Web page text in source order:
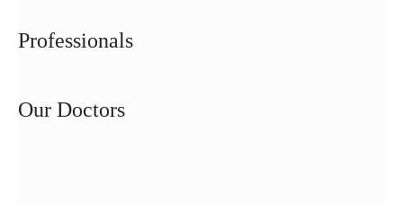
Professionals
Our Doctors